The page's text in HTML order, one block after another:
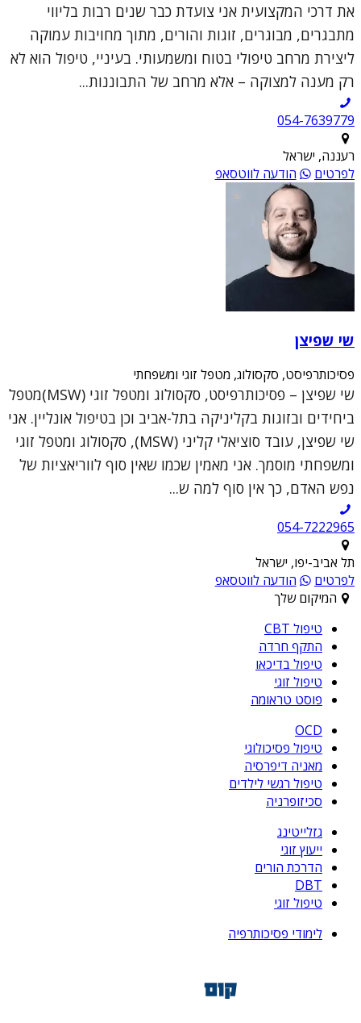
את דרכי המקצועית אני צועדת כבר שנים רבות בליווי
מתבגרים, מבוגרים, זוגות והורים, מתוך מחויבות עמוקה
ליצירת מרחב טיפולי בטוח ומשמעותי. בעיניי, טיפול הוא לא
רק מענה למצוקה – אלא מרחב של התבוננות...
054-7639779
רעננה, ישראל
לפרטים
הודעה לווטסאפ
שי שפיצן
פסיכותרפיסט, סקסולוג, מטפל זוגי ומשפחתי
שי שפיצן – פסיכותרפיסט, סקסולוג ומטפל זוגי (MSW)מטפל
ביחידים ובזוגות בקליניקה בתל-אביב וכן בטיפול אונליין. אני
שי שפיצן, עובד סוציאלי קליני (MSW), סקסולוג ומטפל זוגי
ומשפחתי מוסמך. אני מאמין שכמו שאין סוף לווריאציות של
נפש האדם, כך אין סוף למה ש...
054-7222965
תל אביב-יפו, ישראל
לפרטים
הודעה לווטסאפ
המיקום שלך
טיפול CBT
התקף חרדה
טיפול בדיכאו
טיפול זוגי
פוסט טראומה
OCD
טיפול פסיכולוגי
מאניה דיפרסיה
טיפול רגשי לילדים
סכיזופרניה
גזלייטינג
ייעוץ זוגי
הדרכת הורים
DBT
טיפול זוגי
לימודי פסיכותרפיה